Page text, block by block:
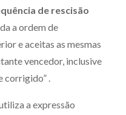
RSS
80240-000
de rescisão
a ordem de
e aceitas as mesmas
vencedor, inclusive
corrigido” .
a expressão